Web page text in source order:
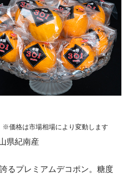
※価格は市場相場により変動します
県紀南産
るプレミアムデコポン。糖度